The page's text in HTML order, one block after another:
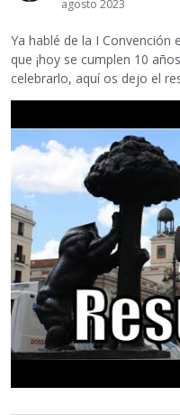
agosto 2023
Ya hablé de la I
que ¡hoy se cumplen 10
celebrarlo, aquí os dejo el